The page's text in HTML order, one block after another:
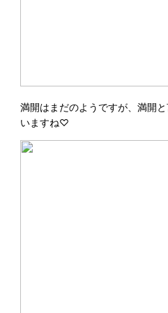
満開はまだのようですが、満開
いますね♡